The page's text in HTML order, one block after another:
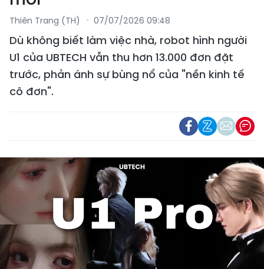
Thiên Trang (TH) 07/07/2026 09:48
Dù không biết làm việc nhà, robot hình người
U1 của UBTECH vẫn thu hơn 13.000 đơn đặt
trước, phản ánh sự bùng nổ của "nền kinh tế
cô đơn".